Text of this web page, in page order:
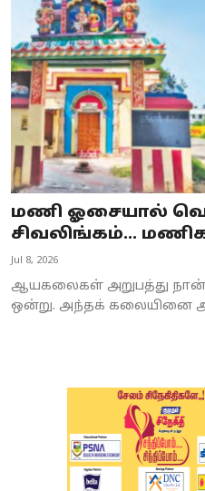
Business
Crime
Tamilnadu
National
World
Astrology
Spirituality
Weather
மணி ஓசையால்
சிவலிங்கம்...
Jul 8, 2026
ஆயகலைகள் அறுபத்து
ஒன்று. அந்தக் கலையினை